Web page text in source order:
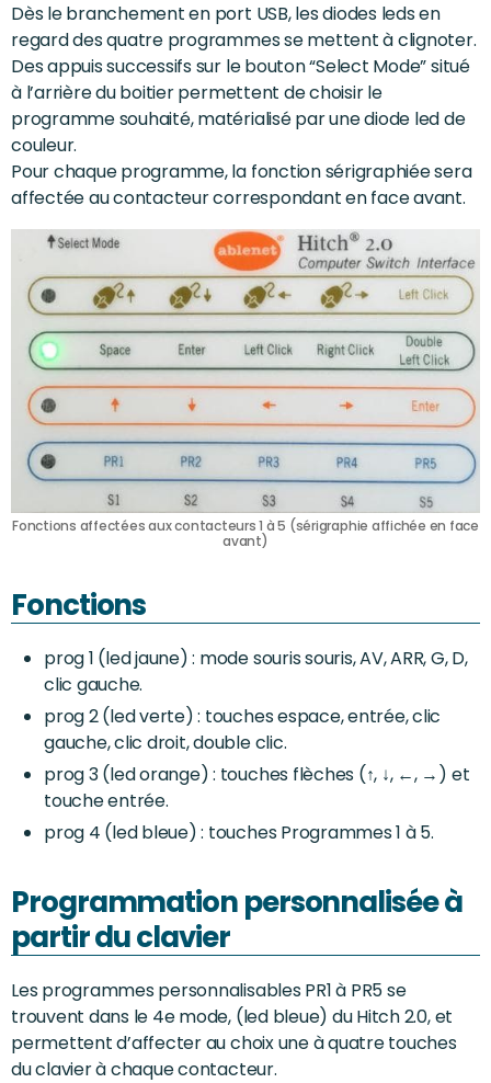
Dès le branchement en port USB, les diodes leds en
regard des quatre programmes se mettent à clignoter.
Des appuis successifs sur le bouton “Select Mode” situé
à l’arrière du boitier permettent de choisir le
programme souhaité, matérialisé par une diode led de
couleur.
Pour chaque programme, la fonction sérigraphiée sera
affectée au contacteur correspondant en face avant.
Fonctions affectées aux contacteurs 1 à 5 (sérigraphie affichée en face
avant)
Fonctions
prog 1 (led jaune) : mode souris souris, AV, ARR, G, D,
clic gauche.
prog 2 (led verte) : touches espace, entrée, clic
gauche, clic droit, double clic.
prog 3 (led orange) : touches flèches (↑, ↓, ←, →) et
touche entrée.
prog 4 (led bleue) : touches Programmes 1 à 5.
Programmation personnalisée à
partir du clavier
Les programmes personnalisables PR1 à PR5 se
trouvent dans le 4e mode, (led bleue) du Hitch 2.0, et
permettent d’affecter au choix une à quatre touches
du clavier à chaque contacteur.